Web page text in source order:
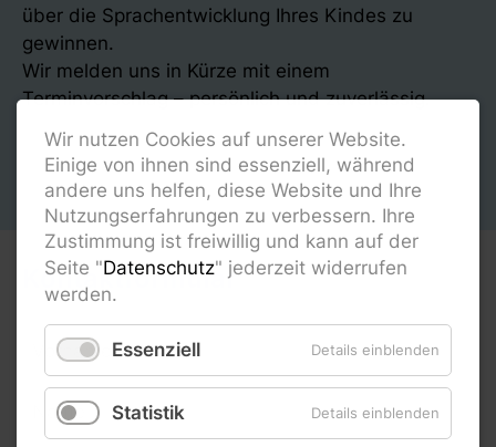
über die Sprachentwicklung Ihres Kindes zu
gewinnen.
Wir melden uns in Kürze mit einem
Terminvorschlag – persönlich und zuverlässig.
Kontaktformular
Wir nutzen Cookies auf unserer Website.
Einige von ihnen sind essenziell, während
andere uns helfen, diese Website und Ihre
Nutzungserfahrungen zu verbessern. Ihre
Zustimmung ist freiwillig und kann auf der
Seite "Datenschutz" jederzeit widerrufen
werden.
Essenziell Details einblenden
Statistik Details einblenden